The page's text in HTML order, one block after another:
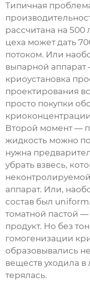
Типичная
рассчитана на
цеха может дать
потоком. Или
выпарной аппарат
криоустановка
проектирования
просто покупки
криоконцентрации
Второй момент —
жидкость можно
нужна
убрать взвесь,
аппарат. Или,
состав был
томатной пастой
продукт. Но без
гомогенизации
образовывались
веществ уходила
терялась.